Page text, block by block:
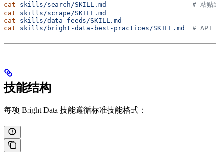
cat skills/search/SKILL.md
# 粘贴到
cat skills/scrape/SKILL.md
cat skills/data-feeds/SKILL.md
cat skills/bright-data-best-practices/SKILL.md
# API
技能结构
每项 Bright Data 技能遵循标准技能格式：